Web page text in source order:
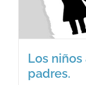
Los
padres.